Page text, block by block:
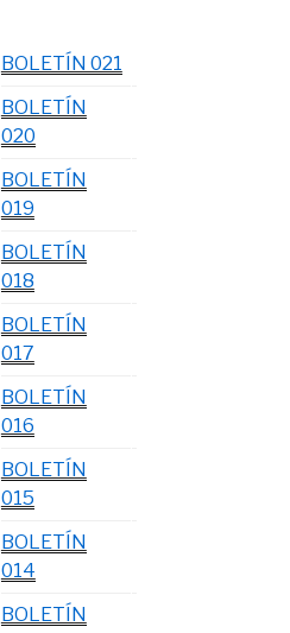
BOLETÍN 021
BOLETÍN
020
BOLETÍN
019
BOLETÍN
018
BOLETÍN
017
BOLETÍN
016
BOLETÍN
015
BOLETÍN
014
BOLETÍN